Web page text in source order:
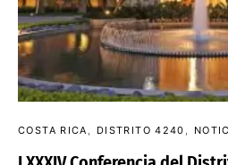
COSTA RICA DISTRITO 4240